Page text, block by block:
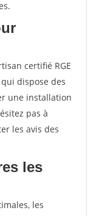
certifié RGE
dispose des
une installation
pas à
les avis des
les
les